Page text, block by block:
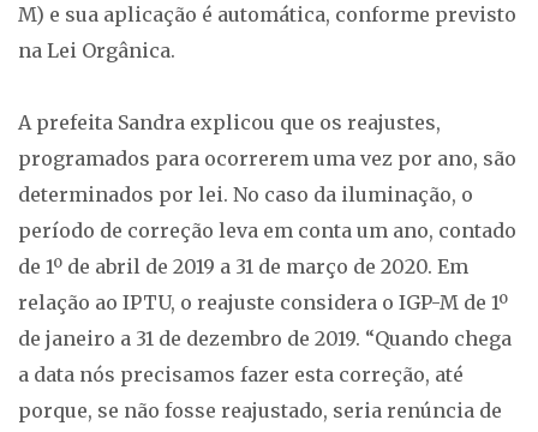
M) e sua aplicação é automática, conforme previsto
na Lei Orgânica.
A prefeita Sandra explicou que os reajustes,
programados para ocorrerem uma vez por ano, são
determinados por lei. No caso da iluminação, o
período de correção leva em conta um ano, contado
de 1º de abril de 2019 a 31 de março de 2020. Em
relação ao IPTU, o reajuste considera o IGP-M de 1º
de janeiro a 31 de dezembro de 2019. “Quando chega
a data nós precisamos fazer esta correção, até
porque, se não fosse reajustado, seria renúncia de